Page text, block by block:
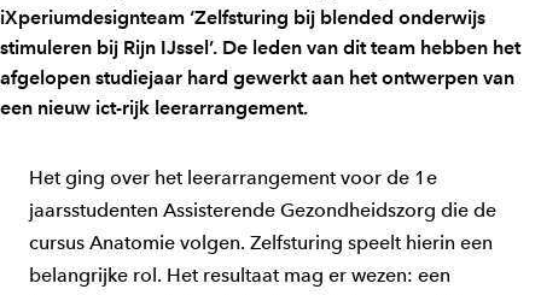
iXperiumdesignteam ‘Zelfsturing bij blended onderwijs
stimuleren bij Rijn IJssel’. De leden van dit team hebben het
afgelopen studiejaar hard gewerkt aan het ontwerpen van
een nieuw ict-rijk leerarrangement.
Het ging over het leerarrangement voor de 1e
jaarsstudenten Assisterende Gezondheidszorg die de
cursus Anatomie volgen. Zelfsturing speelt hierin een
belangrijke rol. Het resultaat mag er wezen: een